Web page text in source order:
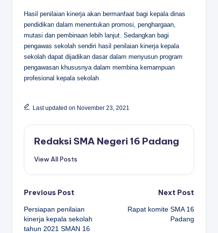
Hasil penilaian kinerja akan bermanfaat bagi kepala dinas
pendidikan dalam menentukan promosi, penghargaan,
mutasi dan pembinaan lebih lanjut. Sedangkan bagi
pengawas sekolah sendiri hasil penilaian kinerja kepala
sekolah dapat dijadikan dasar dalam menyusun program
pengawasan khususnya dalam membina kemampuan
profesional kepala sekolah
Last updated on November 23, 2021
Redaksi SMA Negeri 16 Padang
View All Posts
Post
navigation
Previous Post
Persiapan penilaian
kinerja kepala sekolah
tahun 2021 SMAN 16
Next Post
Rapat komite SMA 16
Padang